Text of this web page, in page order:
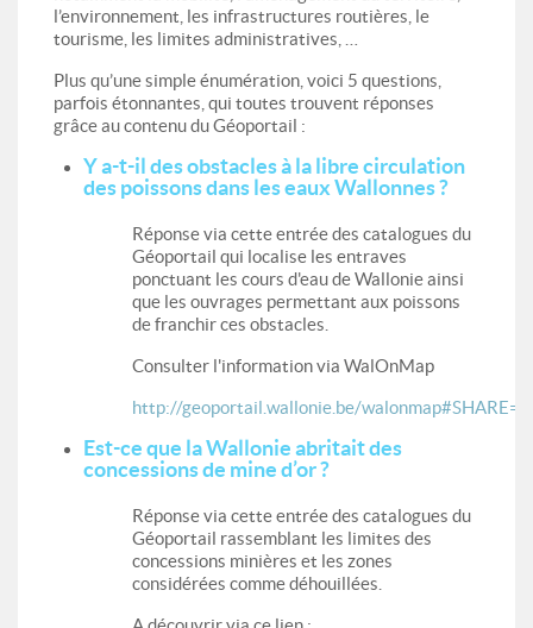
l’environnement, les infrastructures routières, le
tourisme, les limites administratives, …
Plus qu’une simple énumération, voici 5 questions,
parfois étonnantes, qui toutes trouvent réponses
grâce au contenu du Géoportail :
Y a-t-il des obstacles à la libre circulation
des poissons dans les eaux Wallonnes ?
Réponse via cette entrée des catalogues du
Géoportail qui localise les entraves
ponctuant les cours d'eau de Wallonie ainsi
que les ouvrages permettant aux poissons
de franchir ces obstacles.
Consulter l'information via WalOnMap
http://geoportail.wallonie.be/
Est-ce que la Wallonie abritait des
concessions de mine d’or ?
Réponse via cette entrée des catalogues du
Géoportail rassemblant les limites des
concessions minières et les zones
considérées comme déhouillées.